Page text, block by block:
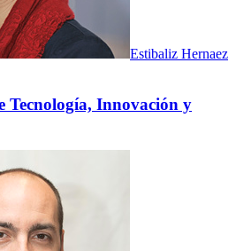
Estibaliz Hernaez
Tecnología, Innovación y